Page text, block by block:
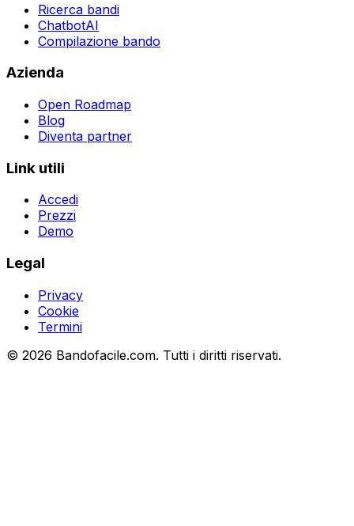
Ricerca bandi
ChatbotAI
Compilazione bando
Azienda
Open Roadmap
Blog
Diventa partner
Link utili
Accedi
Prezzi
Demo
Legal
Privacy
Cookie
Termini
© 2026 Bandofacile.com. Tutti i diritti riservati.